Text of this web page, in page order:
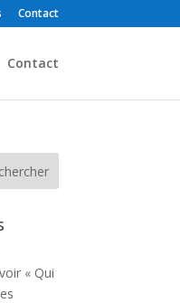
Contact
Contact
« Qui